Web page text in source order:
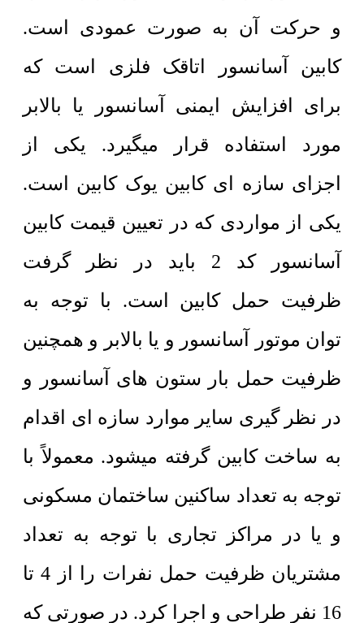
و حرکت آن به صورت عمودی است.
کابین آسانسور اتاقک فلزی است که
برای افزایش ایمنی آسانسور یا بالابر
مورد استفاده قرار میگیرد. یکی از
اجزای سازه ای کابین یوک کابین است.
یکی از مواردی که در تعیین قیمت کابین
آسانسور کد 2 باید در نظر گرفت
ظرفیت حمل کابین است. با توجه به
توان موتور آسانسور و یا بالابر و همچنین
ظرفیت حمل بار ستون های آسانسور و
در نظر گیری سایر موارد سازه ای اقدام
به ساخت کابین گرفته میشود. معمولاً با
توجه به تعداد ساکنین ساختمان مسکونی
و یا در مراکز تجاری با توجه به تعداد
مشتریان ظرفیت حمل نفرات را از 4 تا
16 نفر طراحی و اجرا کرد. در صورتی که